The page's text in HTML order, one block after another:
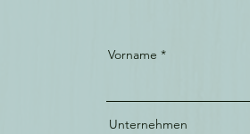
Vorname
Unternehmen